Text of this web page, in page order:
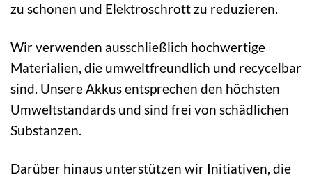
zu schonen und Elektroschrott zu reduzieren.
Wir verwenden ausschließlich hochwertige
Materialien, die umweltfreundlich und recycelbar
sind. Unsere Akkus entsprechen den höchsten
Umweltstandards und sind frei von schädlichen
Substanzen.
Darüber hinaus unterstützen wir Initiativen, die